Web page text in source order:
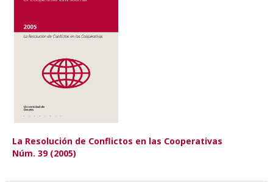
La Resolución de Conflictos en las Cooperativas
Núm. 39 (2005)